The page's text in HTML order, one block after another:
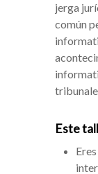
jerga
común
Este